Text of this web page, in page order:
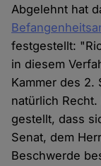
Abgelehnt hat
festgestellt:
in diesem
Kammer des 2.
natürlich
gestellt, dass
Senat, dem
Beschwerde